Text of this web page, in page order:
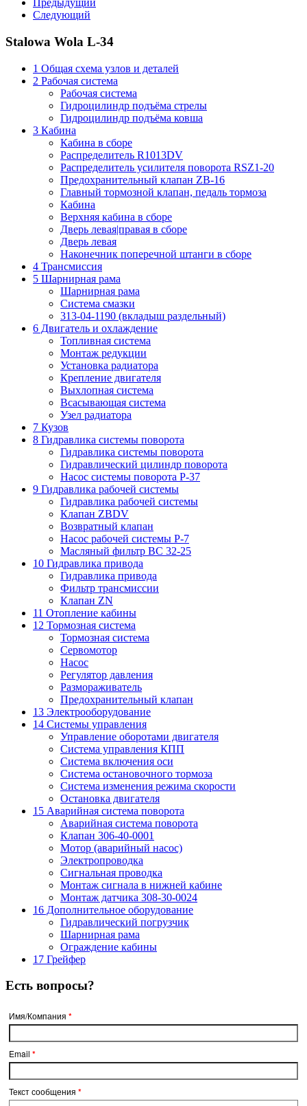
Предыдущий
Следующий
Stalowa Wola L-34
1 Общая схема узлов и деталей
2 Рабочая система
Рабочая система
Гидроцилиндр подъёма стрелы
Гидроцилиндр подъёма ковша
3 Кабина
Кабина в сборе
Распределитель R1013DV
Распределитель усилителя поворота RSZ1-20
Предохранительный клапан ZB-16
Главный тормозной клапан, педаль тормоза
Кабина
Верхняя кабина в сборе
Дверь левая|правая в сборе
Дверь левая
Наконечник поперечной штанги в сборе
4 Трансмиссия
5 Шарнирная рама
Шарнирная рама
Система смазки
313-04-1190 (вкладыш раздельный)
6 Двигатель и охлаждение
Топливная система
Монтаж редукции
Установка радиатора
Крепление двигателя
Выхлопная система
Всасывающая система
Узел радиатора
7 Кузов
8 Гидравлика системы поворота
Гидравлика системы поворота
Гидравлический цилиндр поворота
Насос системы поворота P-37
9 Гидравлика рабочей системы
Гидравлика рабочей системы
Клапан ZBDV
Возвратный клапан
Насос рабочей системы P-7
Масляный фильтр ВС 32-25
10 Гидравлика привода
Гидравлика привода
Фильтр трансмиссии
Клапан ZN
11 Отопление кабины
12 Тормозная система
Тормозная система
Сервомотор
Насос
Регулятор давления
Размораживатель
Предохранительный клапан
13 Электрооборудование
14 Системы управления
Управление оборотами двигателя
Система управления КПП
Система включения оси
Система остановочного тормоза
Система изменения режима скорости
Остановка двигателя
15 Аварийная система поворота
Аварийная система поворота
Клапан 306-40-0001
Мотор (аварийный насос)
Электропроводка
Сигнальная проводка
Монтаж сигнала в нижней кабине
Монтаж датчика 308-30-0024
16 Дополнительное оборудование
Гидравлический погрузчик
Шарнирная рама
Ограждение кабины
17 Грейфер
Есть вопросы?
Имя/Компания *
Email *
Текст сообщения *